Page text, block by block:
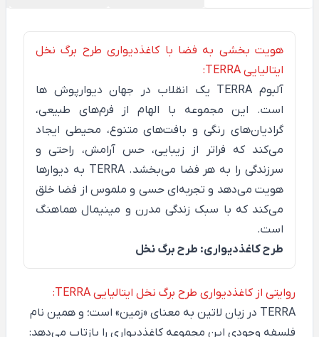
هویت بخشی به فضا با کاغذدیواری طرح برگ نخل
ایتالیایی TERRA:
آلبوم TERRA یک انقلاب در جهان دیوارپوش ها
است. این مجموعه با الهام از فرم‌های طبیعی،
گرادیان‌های رنگی و بافت‌های متنوع، محیطی ایجاد
می‌کند که فراتر از زیبایی، حس آرامش، راحتی و
سرزندگی را به هر فضا می‌بخشد. TERRA به دیوارها
هویت می‌دهد و تجربه‌ای حسی و ملموس از فضا خلق
می‌کند که با سبک زندگی مدرن و مینیمال هماهنگ
است.
طرح کاغذدیواری: طرح برگ نخل
روایتی از کاغذدیواری طرح برگ نخل ایتالیایی TERRA:
TERRA در زبان لاتین به معنای «زمین» است؛ و همین نام
فلسفه وجودی این مجموعه کاغذدیواری را بازتاب می‌دهد: